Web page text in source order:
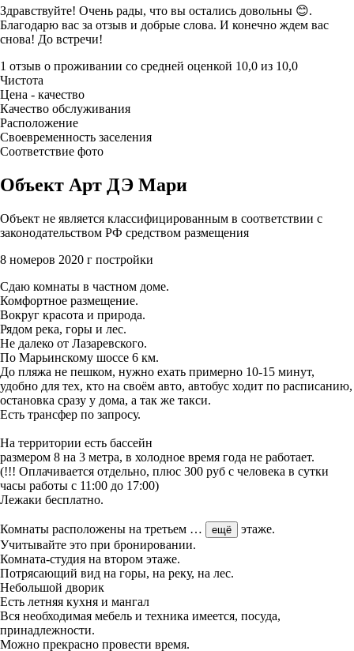
Здравствуйте! Очень рады, что вы остались довольны 😊.
Благодарю вас за отзыв и добрые слова. И конечно ждем вас
снова! До встречи!
1 отзыв о проживании со средней оценкой 10,0 из 10,0
Чистота
Цена - качество
Качество обслуживания
Расположение
Своевременность заселения
Соответствие фото
Объект Арт ДЭ Мари
Объект не является классифицированным в соответствии с
законодательством РФ средством размещения
8 номеров 2020 г постройки
Сдаю комнаты в частном доме.
Комфортное размещение.
Вокруг красота и природа.
Рядом река, горы и лес.
Не далеко от Лазаревского.
По Марьинскому шоссе 6 км.
До пляжа не пешком, нужно ехать примерно 10-15 минут,
удобно для тех, кто на своём авто, автобус ходит по расписанию,
остановка сразу у дома, а так же такси.
Есть трансфер по запросу.
На территории есть бассейн
размером 8 на 3 метра, в холодное время года не работает.
(!!! Оплачивается отдельно, плюс 300 руб с человека в сутки
часы работы с 11:00 до 17:00)
Лежаки бесплатно.
Комнаты расположены на третьем … ещё
этаже.
Учитывайте это при бронировании.
Комната-студия на втором этаже.
Потрясающий вид на горы, на реку, на лес.
Небольшой дворик
Есть летняя кухня и мангал
Вся необходимая мебель и техника имеется, посуда,
принадлежности.
Можно прекрасно провести время.